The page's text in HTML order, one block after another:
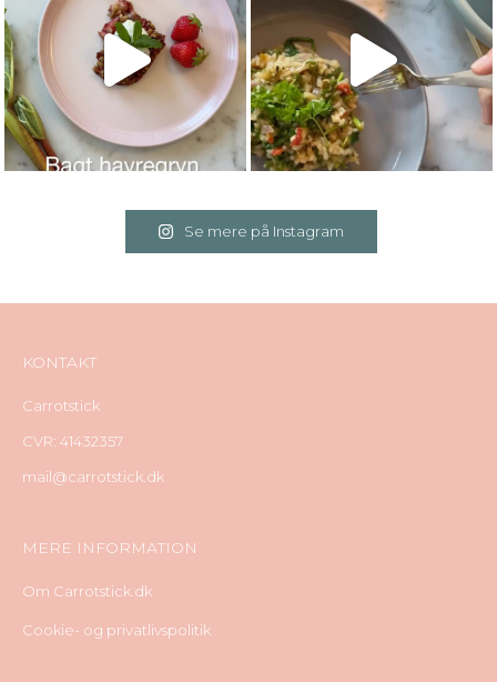
Se mere på Instagram
KONTAKT
Carrotstick
CVR: 41432357
mail@carrotstick.dk
MERE INFORMATION
Om Carrotstick.dk
Cookie- og privatlivspolitik